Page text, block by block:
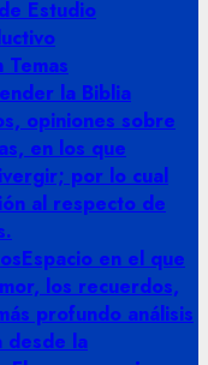
Estudio
Temas
la Biblia
opiniones sobre
en los que
por lo cual
al respecto de
Espacio en el que
los recuerdos,
profundo análisis
desde la